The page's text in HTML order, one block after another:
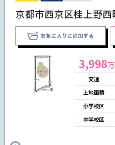
京都市西京区桂上野西
お気に入りに追加する
3,998
交通
土地面積
小学校区
中学校区